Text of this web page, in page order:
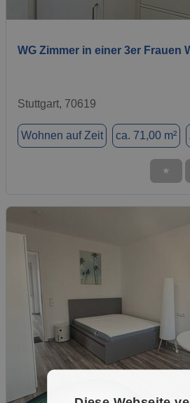
WG Zimmer in einer 3er Frauen
Stuttgart, 70619
Wohnen auf Zeit ca. 71,00 m²
★